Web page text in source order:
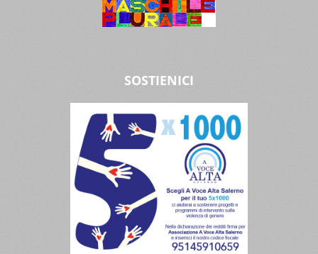
SOSTIENICI